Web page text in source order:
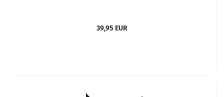
39,95 EUR